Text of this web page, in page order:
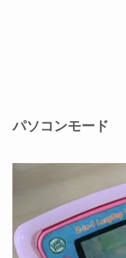
パソコンモード